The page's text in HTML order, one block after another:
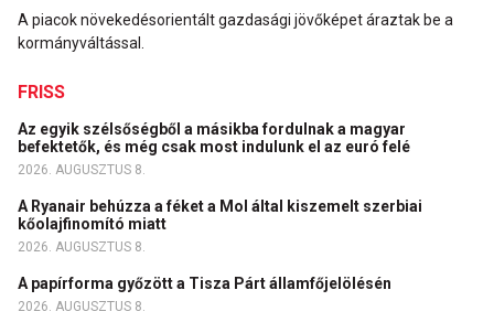
A piacok növekedésorientált gazdasági jövőképet áraztak be a
kormányváltással.
FRISS
Az egyik szélsőségből a másikba fordulnak a magyar
befektetők, és még csak most indulunk el az euró felé
2026. AUGUSZTUS 8.
A Ryanair behúzza a féket a Mol által kiszemelt szerbiai
kőolajfinomító miatt
2026. AUGUSZTUS 8.
A papírforma győzött a Tisza Párt államfőjelölésén
2026. AUGUSZTUS 8.